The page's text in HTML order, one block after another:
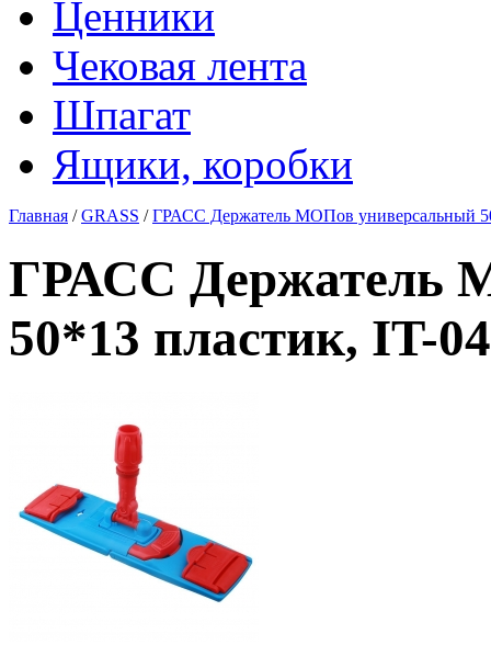
Ценники
Чековая лента
Шпагат
Ящики, коробки
Главная /GRASS /ГРАСС Держатель МОПов универсальный
ГРАСС Держатель
50*13 пластик, IT-